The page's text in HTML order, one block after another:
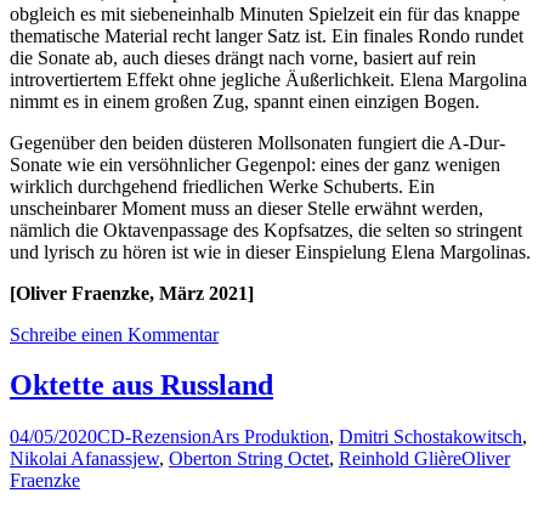
obgleich es mit siebeneinhalb Minuten Spielzeit ein für das knappe
thematische Material recht langer Satz ist. Ein finales Rondo rundet
die Sonate ab, auch dieses drängt nach vorne, basiert auf rein
introvertiertem Effekt ohne jegliche Äußerlichkeit. Elena Margolina
nimmt es in einem großen Zug, spannt einen einzigen Bogen.
Gegenüber den beiden düsteren Mollsonaten fungiert die A-Dur-
Sonate wie ein versöhnlicher Gegenpol: eines der ganz wenigen
wirklich durchgehend friedlichen Werke Schuberts. Ein
unscheinbarer Moment muss an dieser Stelle erwähnt werden,
nämlich die Oktavenpassage des Kopfsatzes, die selten so stringent
und lyrisch zu hören ist wie in dieser Einspielung Elena Margolinas.
[Oliver Fraenzke, März 2021]
Schreibe einen Kommentar
Oktette aus Russland
04/05/2020CD-RezensionArs Produktion, Dmitri Schostakowitsch,
Nikolai Afanassjew, Oberton String Octet, Reinhold GlièreOliver
Fraenzke